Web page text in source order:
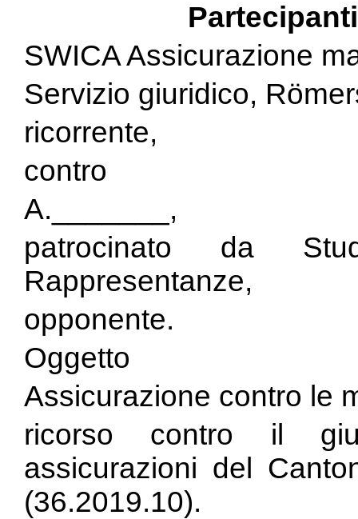
SWICA Assicurazione
Servizio giuridico,
ricorrente,
contro
A._______,
patrocinato da
Rappresentanze,
opponente.
Oggetto
Assicurazione contro le
ricorso contro il
assicurazioni del
(36.2019.10).